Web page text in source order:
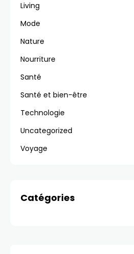
Living
Mode
Nature
Nourriture
Santé
Santé et bien-être
Technologie
Uncategorized
Voyage
Catégories